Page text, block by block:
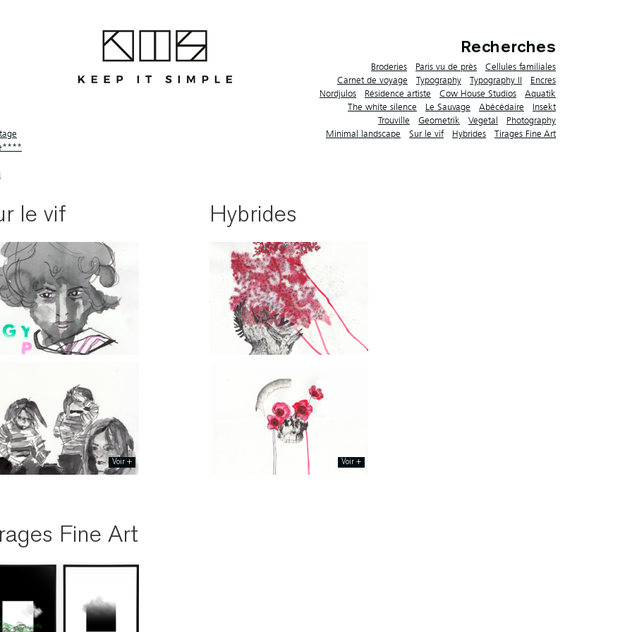
Recherches
Broderies Paris vu de près
Cellules familiales
Carnet de voyage
Typography Typography II
Encres
Nordjulos
Résidence artiste Cow House Studios
Aquatik
The white silence
Le Sauvage Abécédaire
Insekt
Trouville
Geometrik Vegetal
Photography
Minimal landscape
Sur le vif Hybrides Tirages Fine Art
le vif Hybrides
Fine Art